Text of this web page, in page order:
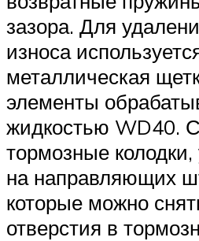
зазора. Для
износа
металлическая
элементы
жидкостью WD40.
тормозные
на направляющих
которые можно
отверстия в